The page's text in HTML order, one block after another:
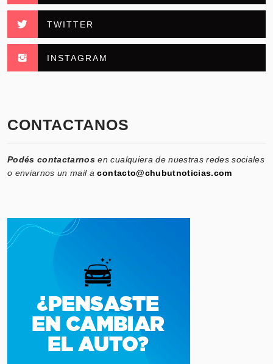
TWITTER
INSTAGRAM
CONTACTANOS
Podés contactarnos en cualquiera de nuestras redes sociales
o enviarnos un mail acontacto@chubutnoticias.com